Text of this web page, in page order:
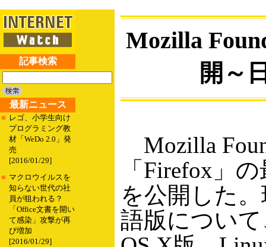
記事検索
最新ニュース
■ レゴ、小学生向け
プログラミング教
材「WeDo 2.0」発
売
[2016/01/29]
■ マクロウイルスを
知らない世代の社
員が狙われる？
「Office文書を開い
て感染」攻撃が再
び増加
[2016/01/29]
Mozilla
開～
Mozilla
「Firefox」
を公開した
語版につい